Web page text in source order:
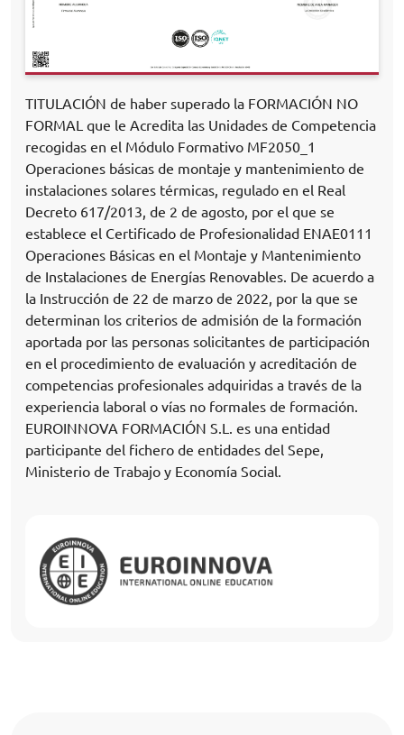
TITULACIÓN de haber superado la FORMACIÓN NO
FORMAL que le Acredita las Unidades de Competencia
recogidas en el Módulo Formativo MF2050_1
Operaciones básicas de montaje y mantenimiento de
instalaciones solares térmicas, regulado en el Real
Decreto 617/2013, de 2 de agosto, por el que se
establece el Certificado de Profesionalidad ENAE0111
Operaciones Básicas en el Montaje y Mantenimiento
de Instalaciones de Energías Renovables. De acuerdo a
la Instrucción de 22 de marzo de 2022, por la que se
determinan los criterios de admisión de la formación
aportada por las personas solicitantes de participación
en el procedimiento de evaluación y acreditación de
competencias profesionales adquiridas a través de la
experiencia laboral o vías no formales de formación.
EUROINNOVA FORMACIÓN S.L. es una entidad
participante del fichero de entidades del Sepe,
Ministerio de Trabajo y Economía Social.